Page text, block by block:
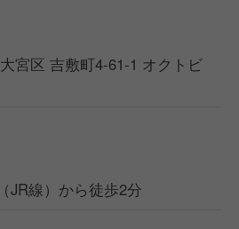
宮区 吉敷町4-61-1 オクトビ
JR線）から徒歩2分